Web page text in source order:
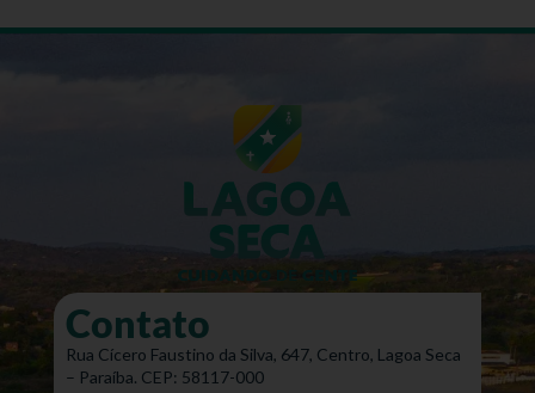
Contato
Rua Cícero Faustino da Silva, 647, Centro, Lagoa Seca
– Paraíba. CEP: 58117-000